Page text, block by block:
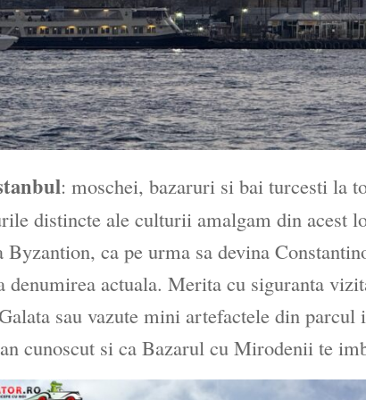
: moschei, bazaruri si bai turcesti la
distincte ale culturii amalgam din acest
Byzantion, ca pe urma sa devina
denumirea actuala. Merita cu siguranta
sau vazute mini artefactele din
cunoscut si ca Bazarul cu Mirodenii te